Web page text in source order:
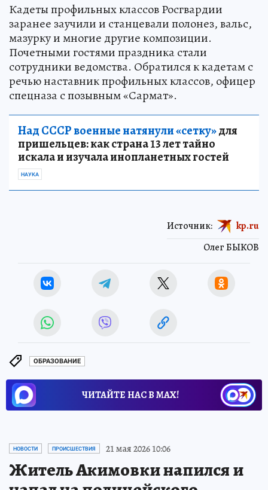
Кадеты профильных классов Росгвардии
заранее заучили и станцевали полонез, вальс,
мазурку и многие другие композиции.
Почетными гостями праздника стали
сотрудники ведомства. Обратился к кадетам с
речью наставник профильных классов, офицер
спецназа с позывным «Сармат».
Над СССР военные натянули «сетку»для
пришельцев: как страна 13 лет тайно
искала и изучала инопланетных гостей
НАУКА
Олег БЫКОВ
Источник: kp.ru
ОБРАЗОВАНИЕ
ЧИТАЙТЕ НАС В МАХ!
НОВОСТИ ПРОИСШЕСТВИЯ 21 мая 2026 10:06
Житель Акимовки напился и